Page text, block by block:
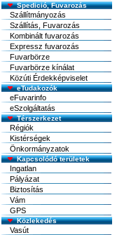
Spedició, Fuvarozás
Szállítmányozás
Szállítás, Fuvarozás
Kombinált fuvarozás
Expressz fuvarozás
Fuvarbörze
Fuvarbörze kínálat
Közúti Érdekképviselet
eTudakozók
eFuvarinfo
eSzolgáltatás
Térszerkezet
Régiók
Kistérségek
Önkormányzatok
Kapcsolódó területek
Ingatlan
Pályázat
Biztosítás
Vám
GPS
Közlekedés
Vasút